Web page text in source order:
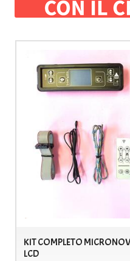
KIT COMPLETO
LCD